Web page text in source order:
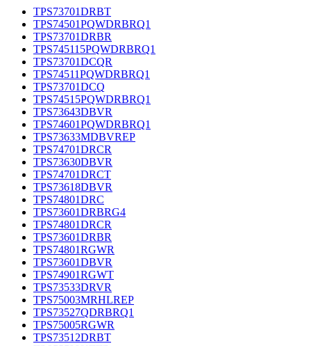
TPS73701DRBT
TPS74501PQWDRBRQ1
TPS73701DRBR
TPS745115PQWDRBRQ1
TPS73701DCQR
TPS74511PQWDRBRQ1
TPS73701DCQ
TPS74515PQWDRBRQ1
TPS73643DBVR
TPS74601PQWDRBRQ1
TPS73633MDBVREP
TPS74701DRCR
TPS73630DBVR
TPS74701DRCT
TPS73618DBVR
TPS74801DRC
TPS73601DRBRG4
TPS74801DRCR
TPS73601DRBR
TPS74801RGWR
TPS73601DBVR
TPS74901RGWT
TPS73533DRVR
TPS75003MRHLREP
TPS73527QDRBRQ1
TPS75005RGWR
TPS73512DRBT